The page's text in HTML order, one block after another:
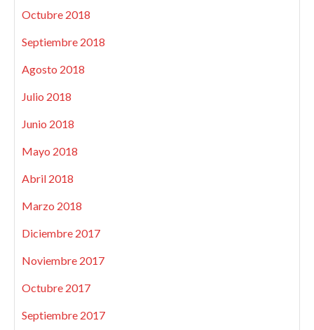
Octubre 2018
Septiembre 2018
Agosto 2018
Julio 2018
Junio 2018
Mayo 2018
Abril 2018
Marzo 2018
Diciembre 2017
Noviembre 2017
Octubre 2017
Septiembre 2017